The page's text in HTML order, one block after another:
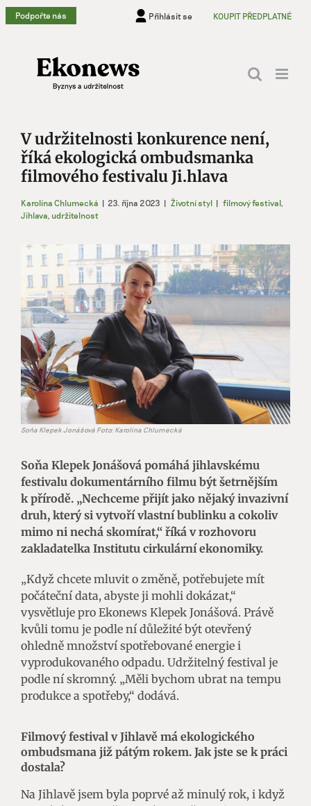
Přeskočit
na
Podpořte nás Přihlásit se KOUPIT PŘEDPLATNÉ
V udržitelnosti konkurence není,
říká ekologická ombudsmanka
filmového festivalu Ji.hlava
Karolína Chlumecká | 23. října 2023 | Životní styl | filmový festival,
Jihlava, udržitelnost
Zobrazit
větší
obrázek
Soňa Klepek Jonášová Foto: Karolína Chlumecká
Soňa Klepek Jonášová pomáhá jihlavskému
festivalu dokumentárního filmu být šetrnějším
k přírodě. „Nechceme přijít jako nějaký invazivní
druh, který si vytvoří vlastní bublinku a cokoliv
mimo ni nechá skomírat,“ říká v rozhovoru
zakladatelka Institutu cirkulární ekonomiky.
„Když chcete mluvit o změně, potřebujete mít
počáteční data, abyste ji mohli dokázat,“
vysvětluje pro Ekonews Klepek Jonášová. Právě
kvůli tomu je podle ní důležité být otevřený
ohledně množství spotřebované energie i
vyprodukovaného odpadu. Udržitelný festival je
podle ní skromný. „Měli bychom ubrat na tempu
produkce a spotřeby,“ dodává.
Filmový festival v Jihlavě má ekologického
ombudsmana již pátým rokem. Jak jste se k práci
dostala?
Na Jihlavě jsem byla poprvé až minulý rok, i když